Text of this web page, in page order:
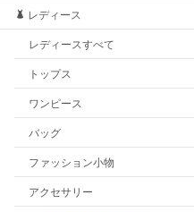
レディース
レディースすべて
トップス
ワンピース
バッグ
ファッション小物
アクセサリー